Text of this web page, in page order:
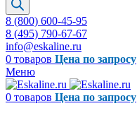
8 (800) 600-45-95
8 (495) 790-67-67
info@eskaline.ru
0 товаров Цена по запросу
Меню
0 товаров Цена по запросу